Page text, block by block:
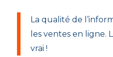
La qualité de
les ventes en ligne.
vrai !